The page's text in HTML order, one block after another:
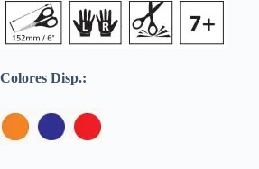
Colores Disp.: